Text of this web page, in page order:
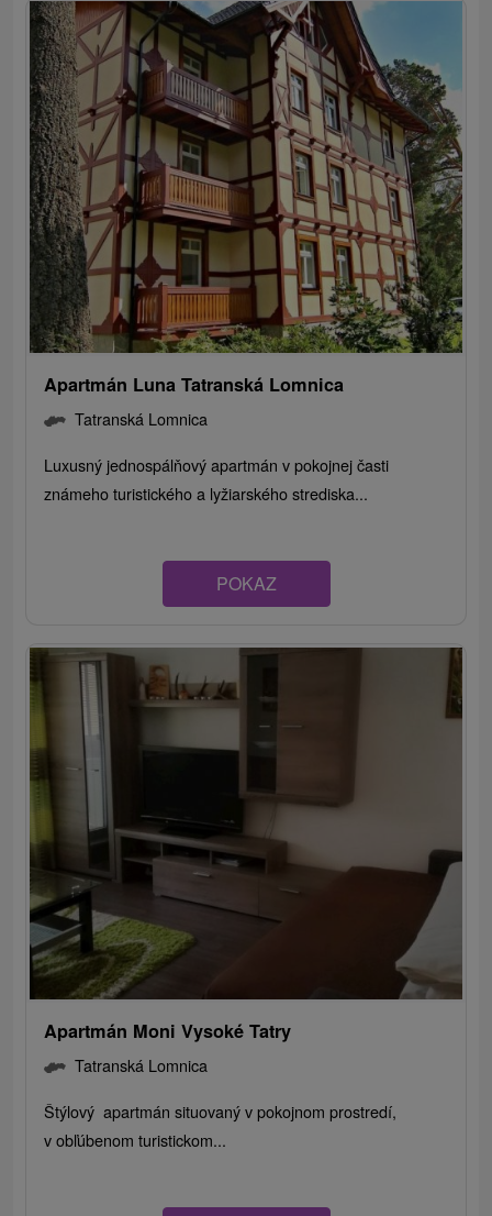
Apartmán Luna Tatranská Lomnica
Tatranská Lomnica
Luxusný jednospálňový apartmán v pokojnej časti
známeho turistického a lyžiarského strediska...
POKAZ
Apartmán Moni Vysoké Tatry
Tatranská Lomnica
Štýlový apartmán situovaný v pokojnom prostredí,
v obľúbenom turistickom...